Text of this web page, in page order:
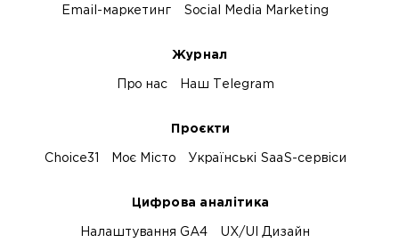
Email-маркетинг Social Media Marketing
Журнал
Про нас Наш Telegram
Проєкти
Choice31 Моє Місто Українські SaaS-сервіси
Цифрова аналітика
Налаштування GA4 UX/UI Дизайн